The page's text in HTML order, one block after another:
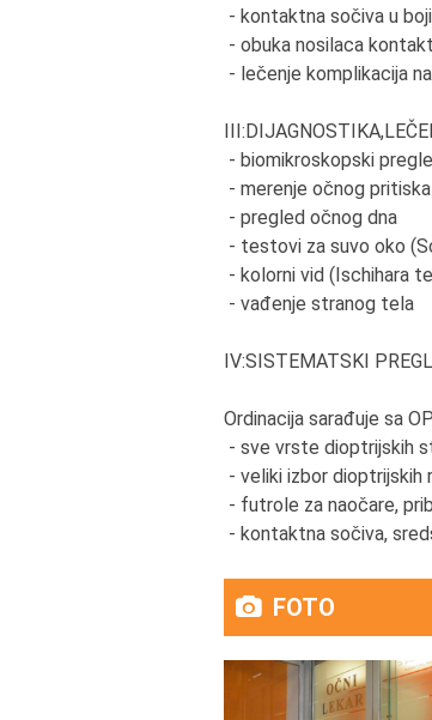
- kontaktna sočiva u
- obuka nosilaca
- lečenje komplikacija
- biomikroskopski
- merenje očnog
- pregled očnog dna
- testovi za suvo oko
- kolorni vid (Ischihara
- vađenje stranog tela
IV:SISTEMATSKI
Ordinacija sarađuje sa
- sve vrste dioptrijskih
- veliki izbor dioptrijskih
- futrole za naočare,
- kontaktna sočiva,
FOTO